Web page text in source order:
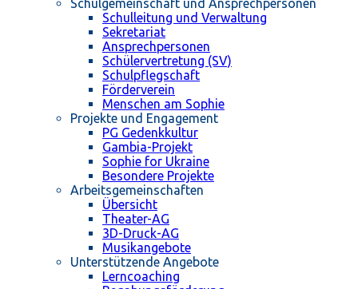
Schulgemeinschaft und Ansprechpersonen
Schulleitung und Verwaltung
Sekretariat
Ansprechpersonen
Schülervertretung (SV)
Schulpflegschaft
Förderverein
Menschen am Sophie
Projekte und Engagement
PG Gedenkkultur
Gambia-Projekt
Sophie for Ukraine
Besondere Projekte
Arbeitsgemeinschaften
Übersicht
Theater-AG
3D-Druck-AG
Musikangebote
Unterstützende Angebote
Lerncoaching